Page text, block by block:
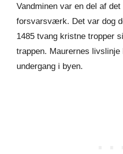
Vandminen var en del af
forsvarsværk. Det var dog
1485 tvang kristne tropper
trappen. Maurernes
undergang i byen.